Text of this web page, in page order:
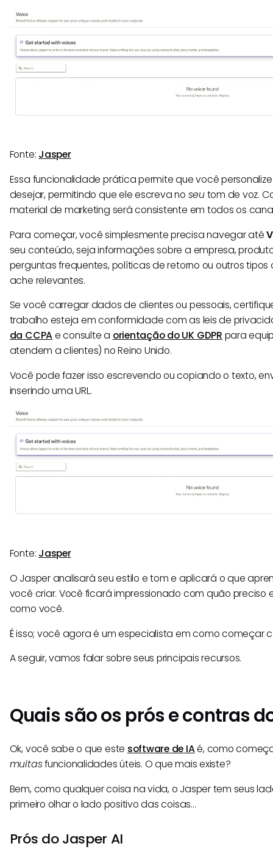
Fonte: Jasper
Essa funcionalidade prática permite que você
desejar, permitindo que ele escreva no seutom de voz.
material de marketing será consistente em todos os
Para começar, você simplesmente precisa navegar até
seu conteúdo, seja informações sobre a empresa,
perguntas frequentes, políticas de retorno ou outros
ache relevantes.
Se você carregar dados de clientes ou pessoais,
trabalho esteja em conformidade com as leis de
da CCPAe consulte a orientação do UK GDPR para
atendem a clientes) no Reino Unido.
Você pode fazer isso escrevendo ou copiando o texto,
inserindo uma URL.
Fonte: Jasper
O Jasper analisará seu estilo e tom e aplicará o que
você criar. Você ficará impressionado com quão
como você.
É isso; você agora é um especialista em como começar
A seguir, vamos falar sobre seus principais recursos.
Quais são os prós e contras
Ok, você sabe o que este software de IAé, como
muitasfuncionalidades úteis. O que mais existe?
Bem, como qualquer coisa na vida, o Jasper tem seus
primeiro olhar o lado positivo das coisas…
Prós do Jasper AI